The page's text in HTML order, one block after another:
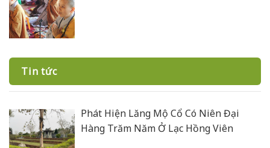
Tin tức
Phát Hiện Lăng Mộ Cổ Có Niên Đại
Hàng Trăm Năm Ở Lạc Hồng Viên